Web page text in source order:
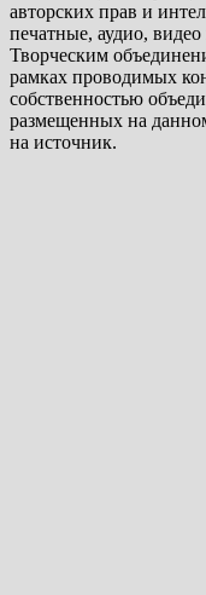
авторских прав и
печатные, аудио,
Творческим
рамках проводимых
собственностью
размещенных на
на источник.